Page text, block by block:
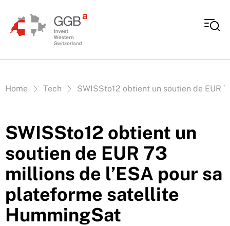
Vous êtes ici:
Home Tech SWISSto12 obtient un soutien de EUR
SWISSto12 obtient un
soutien de EUR 73
millions de l’ESA pour sa
plateforme satellite
HummingSat